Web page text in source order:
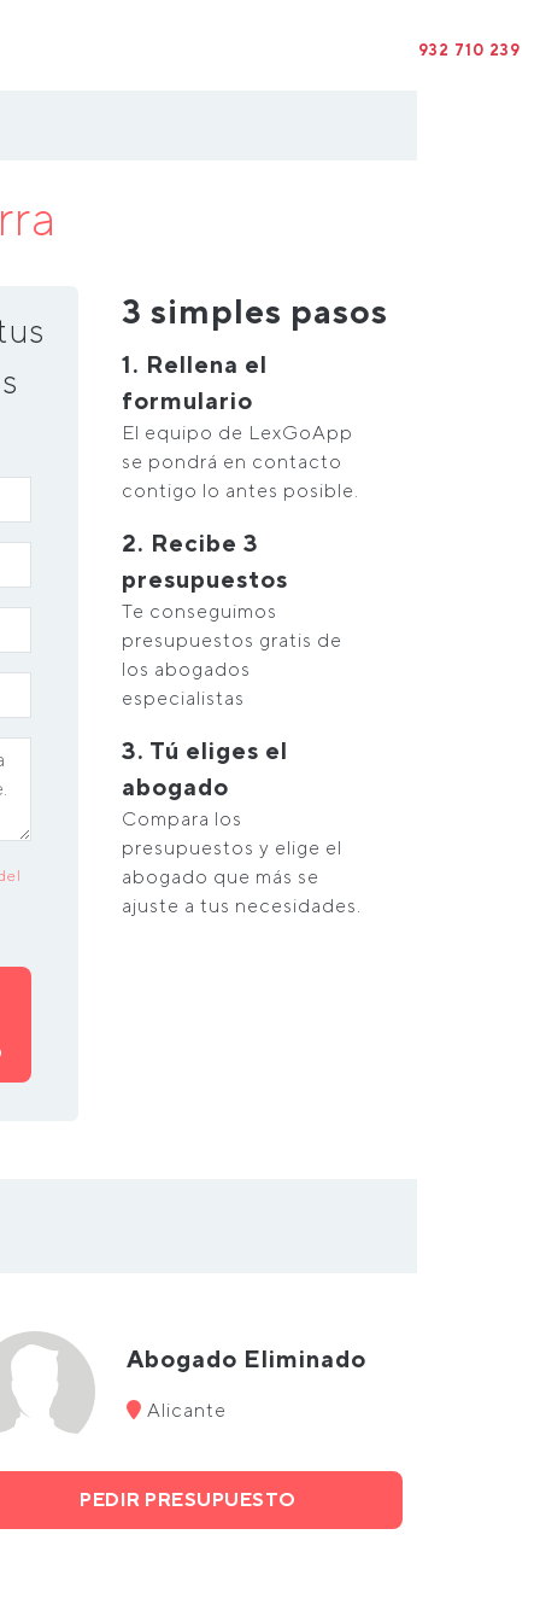
932 710 239
3 simples pasos
1. Rellena el
formulario
El equipo de LexGoApp
se pondrá en contacto
contigo lo antes posible.
2. Recibe 3
presupuestos
Te conseguimos
presupuestos gratis de
los abogados
especialistas
3. Tú eliges el
abogado
Compara los
presupuestos y elige el
abogado que más se
ajuste a tus necesidades.
Abogado Eliminado
Alicante
PEDIR PRESUPUESTO